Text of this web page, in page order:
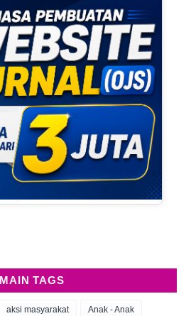
MAIN TAGS
aksi masyarakat Anak - Anak